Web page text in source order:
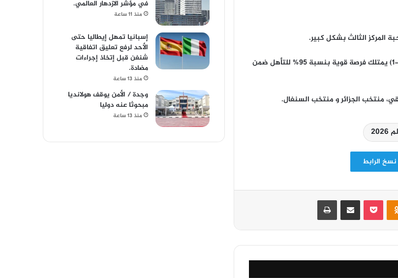
المركز الثالث بشكل كبير.
و رغم الخسارة، لا يزال منتخب كوريا الجنوبية (3 نقاط، فارق أهداف -1) يمتلك فرصة قوية بنسبة 95% للتأهل ضمن
منتخب الجزائر و منتخب السنغال.
نسخ الرابط
مشاركة عبر البريد
في مؤشر الازدهار العالمي.
منذ 11 ساعة
إسبانيا تمهل إيطاليا حتى
الأحد لرفع تعليق اتفاقية
شنغن قبل إتخاذ إجراءات
مضادة.
منذ 13 ساعة
وجدة / الأمن يوقف هولانديا
مبحوثا عنه دوليا
منذ 13 ساعة